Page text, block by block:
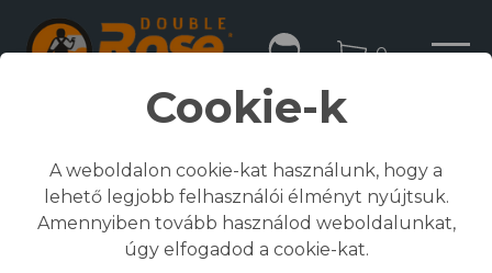
0
Kezdőlap
Összes termék
Munkaruházat
Cookie-k
A weboldalon cookie-kat használunk, hogy a
lehető legjobb felhasználói élményt nyújtsuk.
Amennyiben tovább használod weboldalunkat,
úgy elfogadod a cookie-kat.